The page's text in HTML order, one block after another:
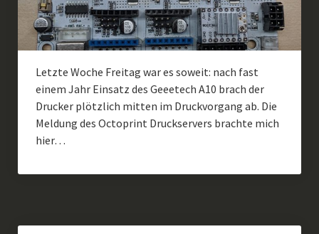
Letzte Woche Freitag war es soweit: nach fast
einem Jahr Einsatz des Geeetech A10 brach der
Drucker plötzlich mitten im Druckvorgang ab. Die
Meldung des Octoprint Druckservers brachte mich
hier…